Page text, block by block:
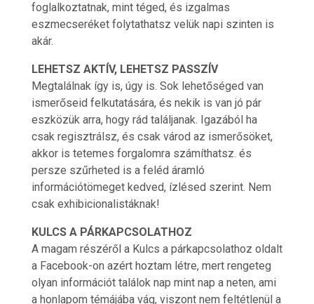
foglalkoztatnak, mint téged, és izgalmas
eszmecseréket folytathatsz velük napi szinten is
akár.
LEHETSZ AKTÍV, LEHETSZ PASSZÍV
Megtalálnak így is, úgy is. Sok lehetőséged van
ismerőseid felkutatására, és nekik is van jó pár
eszközük arra, hogy rád találjanak. Igazából ha
csak regisztrálsz, és csak várod az ismerősöket,
akkor is tetemes forgalomra számíthatsz. és
persze szűrheted is a feléd áramló
információtömeget kedved, ízlésed szerint. Nem
csak exhibicionalistáknak!
KULCS A PÁRKAPCSOLATHOZ
A magam részéről a Kulcs a párkapcsolathoz oldalt
a Facebook-on azért hoztam létre, mert rengeteg
olyan információt találok nap mint nap a neten, ami
a honlapom témájába vág, viszont nem feltétlenül a